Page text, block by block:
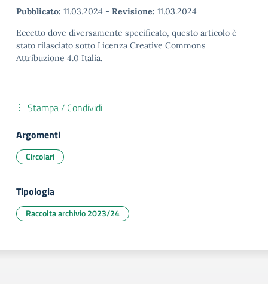
Pubblicato: 11.03.2024 - Revisione: 11.03.2024
Eccetto dove diversamente specificato, questo articolo è
stato rilasciato sotto Licenza Creative Commons
Attribuzione 4.0 Italia.
Stampa / Condividi
Argomenti
Circolari
Tipologia
Raccolta archivio 2023/24